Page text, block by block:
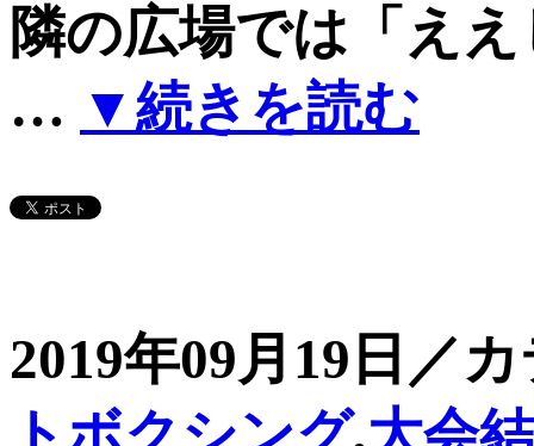
隣の広場では「え
… ▼続きを読む
2019年09月19日／